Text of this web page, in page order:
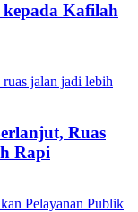
kepada Kafilah
Ruas
Rapi